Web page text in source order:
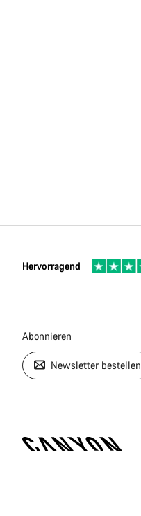
Hervorragend
Abonnieren
Newsletter bestellen